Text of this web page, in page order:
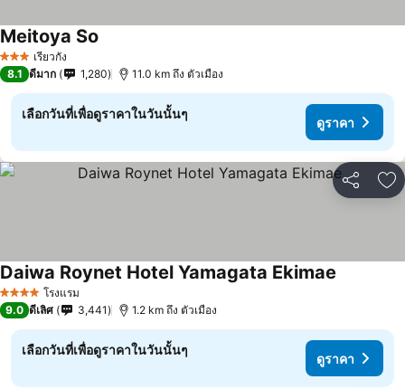
3 ดาว เรียวกัง
Meitoya So
8.1 ดีมาก 1,280 11.0 km ถึง ตัวเมือง
เลือกวันที่เพื่อดูราคาในวันนั้นๆ
ดูราคา
แชร์ เ
4 ดาว โรงแรม
Daiwa Roynet Hotel Yamagata Ekimae
9.0 ดีเลิศ 3,441 1.2 km ถึง ตัวเมือง
เลือกวันที่เพื่อดูราคาในวันนั้นๆ
ดูราคา